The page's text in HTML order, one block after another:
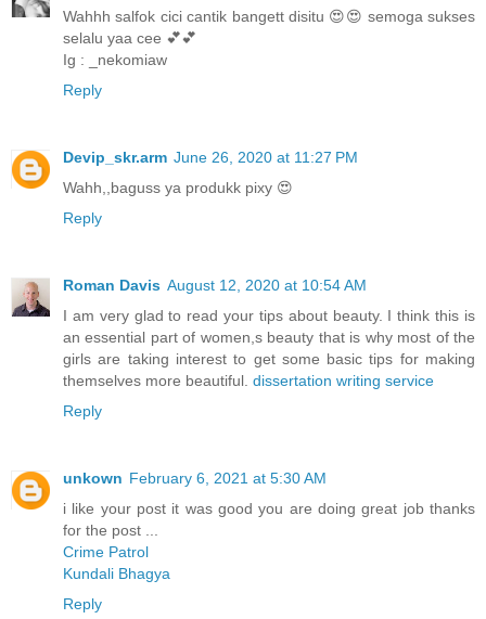
Wahhh salfok cici cantik bangett disitu 😍😍 semoga sukses
selalu yaa cee 💕💕
Ig : _nekomiaw
Reply
Devip_skr.arm June 26, 2020 at 11:27 PM
Wahh,,baguss ya produkk pixy 😍
Reply
Roman Davis August 12, 2020 at 10:54 AM
I am very glad to read your tips about beauty. I think this is
an essential part of women,s beauty that is why most of the
girls are taking interest to get some basic tips for making
themselves more beautiful. dissertation writing service
Reply
unkown February 6, 2021 at 5:30 AM
i like your post it was good you are doing great job thanks
for the post ...
Crime Patrol
Kundali Bhagya
Reply